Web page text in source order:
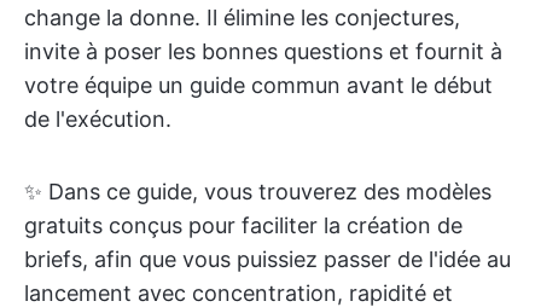
change la donne. Il élimine les conjectures,
invite à poser les bonnes questions et fournit à
votre équipe un guide commun avant le début
de l'exécution.
✨ Dans ce guide, vous trouverez des modèles
gratuits conçus pour faciliter la création de
briefs, afin que vous puissiez passer de l'idée au
lancement avec concentration, rapidité et